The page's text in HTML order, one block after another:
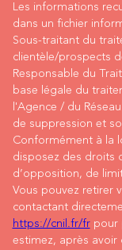
Les informations
dans un fichier
Sous-traitant du
clientèle/prospects
Responsable du
base légale du
l'Agence / du
de suppression et
Conformément à la
disposez des droits
d’opposition, de
Vous pouvez retirer
contactant
https://cnil.fr/frpour
estimez, après avoir